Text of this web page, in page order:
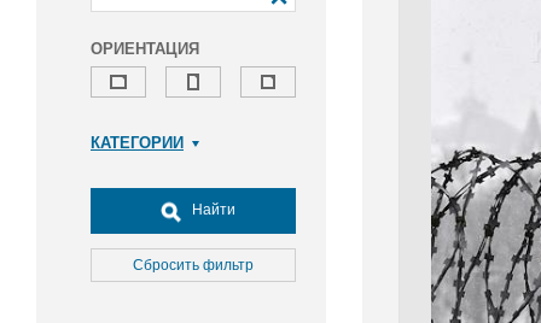
ОРИЕНТАЦИЯ
КАТЕГОРИИ
Досуг, туризм и отдых
Культура
Медицина
Найти
Сбросить фильтр